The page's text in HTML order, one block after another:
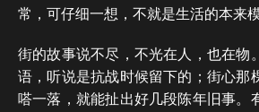
常，可仔细一想，不就是生活的本来
街的故事说不尽，不光在人，也在物
语，听说是抗战时候留下的；街心那
嗒一落，就能扯出好几段陈年旧事。